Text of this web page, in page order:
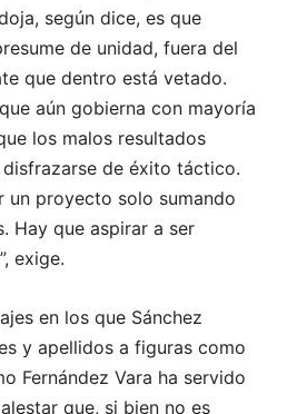
según dice, es que
de unidad, fuera del
que dentro está vetado.
aún gobierna con mayoría
los malos resultados
de éxito táctico.
un proyecto solo sumando
Hay que aspirar a ser
exige.
en los que Sánchez
y apellidos a figuras como
Fernández Vara ha servido
que, si bien no es